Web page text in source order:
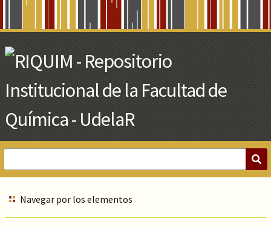
Main
Content
Navegar por los elementos